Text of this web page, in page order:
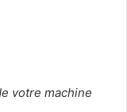
votre machine